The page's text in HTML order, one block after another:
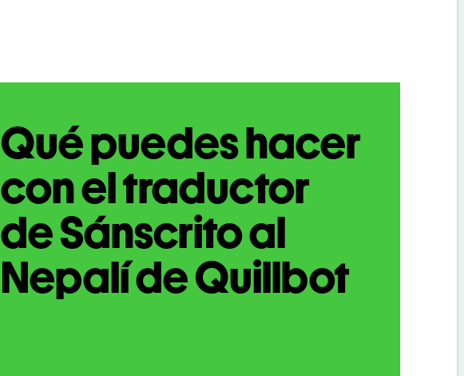
Qué puedes hacer
con el traductor
de Sánscrito al
Nepalí de Quillbot